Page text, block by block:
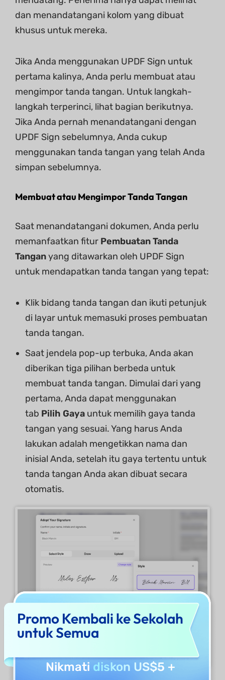
dan menandatangani kolom yang dibuat
khusus untuk mereka.
Jika Anda menggunakan UPDF Sign untuk
pertama kalinya, Anda perlu membuat atau
mengimpor tanda tangan. Untuk langkah-
langkah terperinci, lihat bagian berikutnya.
Jika Anda pernah menandatangani dengan
UPDF Sign sebelumnya, Anda cukup
menggunakan tanda tangan yang telah Anda
simpan sebelumnya.
Membuat atau Mengimpor Tanda Tangan
Saat menandatangani dokumen, Anda perlu
memanfaatkan fitur Pembuatan Tanda
Tanganyang ditawarkan oleh UPDF Sign
untuk mendapatkan tanda tangan yang tepat:
Klik bidang tanda tangan dan ikuti petunjuk
di layar untuk memasuki proses pembuatan
tanda tangan.
Saat jendela pop-up terbuka, Anda akan
diberikan tiga pilihan berbeda untuk
membuat tanda tangan. Dimulai dari yang
pertama, Anda dapat menggunakan
tab Pilih Gaya untuk memilih gaya tanda
tangan yang sesuai. Yang harus Anda
lakukan adalah mengetikkan nama dan
inisial Anda, setelah itu gaya tertentu untuk
tanda tangan Anda akan dibuat secara
otomatis.
Promo Kembali ke Sekolah
untuk Semua
Nikmati diskon US$5 +